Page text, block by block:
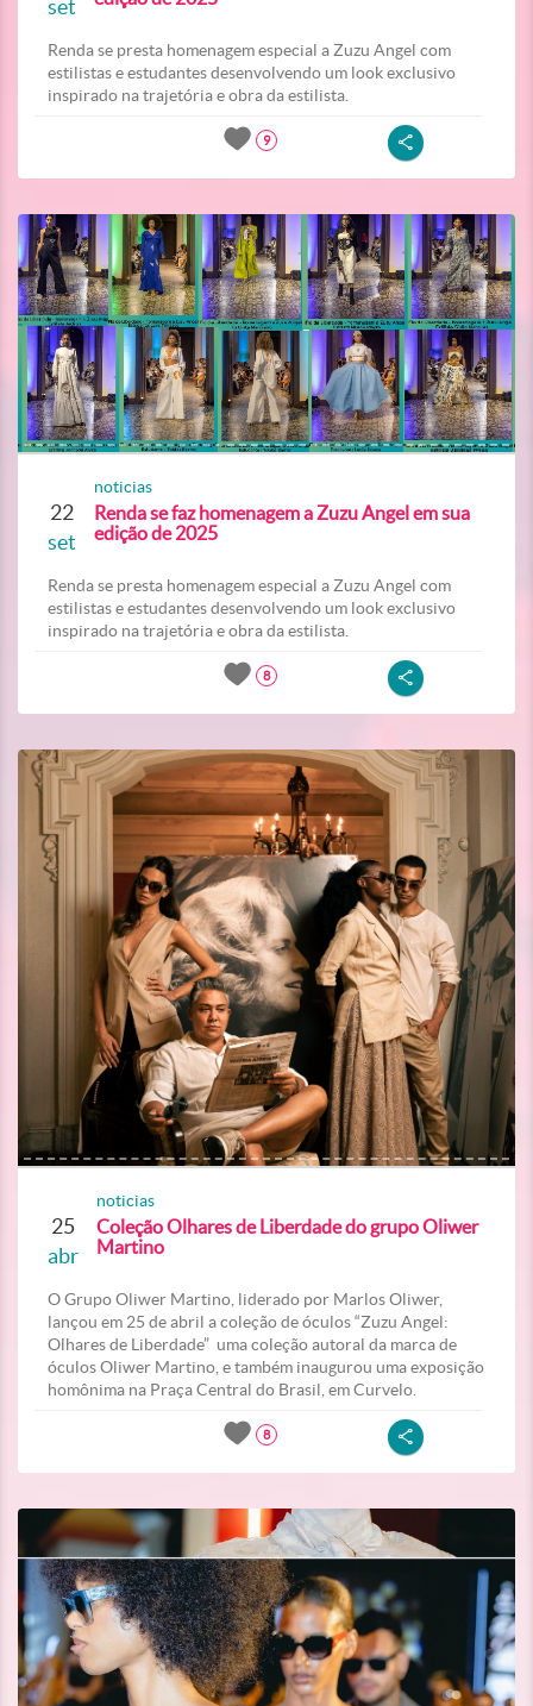
set
Renda se presta homenagem especial a Zuzu Angel com
estilistas e estudantes desenvolvendo um look exclusivo
inspirado na trajetória e obra da estilista.
9
22
set
noticias
Renda se faz homenagem a Zuzu Angel em sua
edição de 2025
Renda se presta homenagem especial a Zuzu Angel com
estilistas e estudantes desenvolvendo um look exclusivo
inspirado na trajetória e obra da estilista.
8
25
abr
noticias
Coleção Olhares de Liberdade do grupo Oliwer
Martino
O Grupo Oliwer Martino, liderado por Marlos Oliwer,
lançou em 25 de abril a coleção de óculos “Zuzu Angel:
Olhares de Liberdade” uma coleção autoral da marca de
óculos Oliwer Martino, e também inaugurou uma exposição
homônima na Praça Central do Brasil, em Curvelo.
8